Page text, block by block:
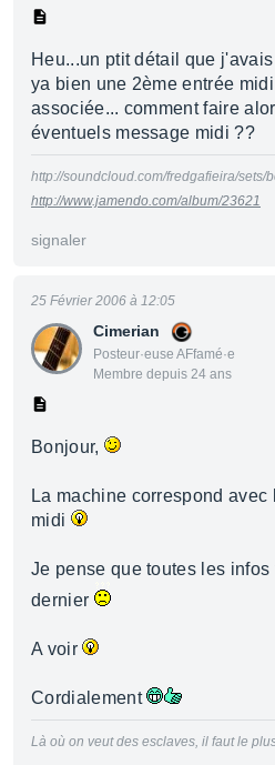
Heu...un ptit détail que
ya bien une 2ème entrée
associée... comment faire
éventuels message midi ??
http://soundcloud.com/fredgafieira/sets/
http://www.jamendo.com/album/23621
signaler
Cimerian
Posteur·euse AFfamé·e
Membre depuis 24 ans
25 Février 2006 à 12:05
Bonjour,
La machine correspond
midi
Je pense que toutes les
dernier
A voir
Cordialement
Là où on veut des esclaves, il faut le